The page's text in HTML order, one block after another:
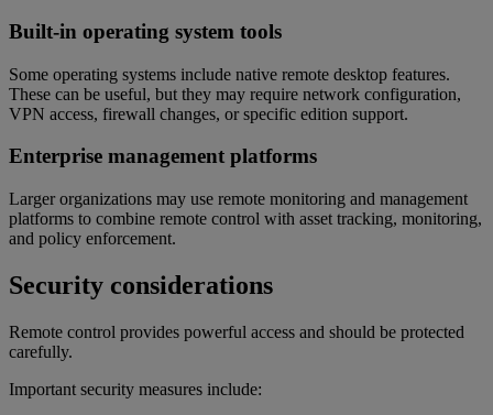
Built-in operating system tools
Some operating systems include native remote desktop features.
These can be useful, but they may require network configuration,
VPN access, firewall changes, or specific edition support.
Enterprise management platforms
Larger organizations may use remote monitoring and management
platforms to combine remote control with asset tracking, monitoring,
and policy enforcement.
Security considerations
Remote control provides powerful access and should be protected
carefully.
Important security measures include: